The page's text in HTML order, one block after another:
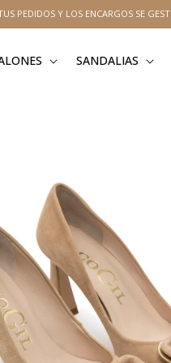
PEDIDOS Y LOS ENCARGOS SE
SANDALIAS